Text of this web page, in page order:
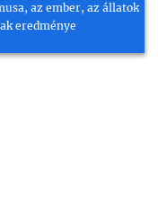
az ember, az állatok
eredménye